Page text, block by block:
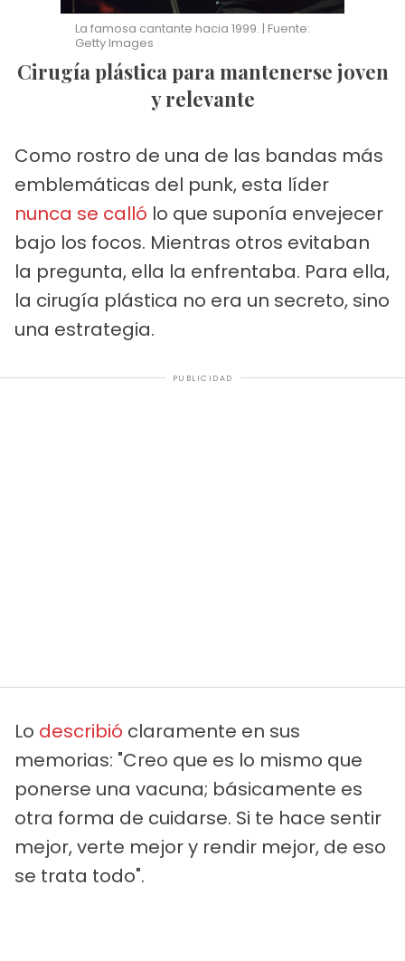
La famosa cantante hacia 1999. | Fuente:
Getty Images
Cirugía plástica para mantenerse joven
y relevante
Como rostro de una de las bandas más
emblemáticas del punk, esta líder
nunca se calló lo que suponía envejecer
bajo los focos. Mientras otros evitaban
la pregunta, ella la enfrentaba. Para ella,
la cirugía plástica no era un secreto, sino
una estrategia.
PUBLICIDAD
Lo describió claramente en sus
memorias: "Creo que es lo mismo que
ponerse una vacuna; básicamente es
otra forma de cuidarse. Si te hace sentir
mejor, verte mejor y rendir mejor, de eso
se trata todo".